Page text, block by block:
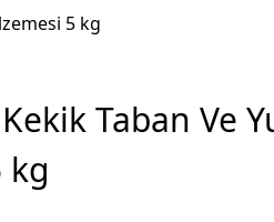
Aydınlatma Sistemleri
Makineleri
Nem Alma Makineleri
Nem ve Isı Ölçer
Cihazları
5 kg
Taban Ve
kg